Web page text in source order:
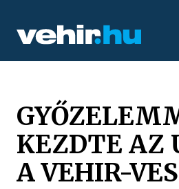
KEZDTE AZ
A VEHIR-